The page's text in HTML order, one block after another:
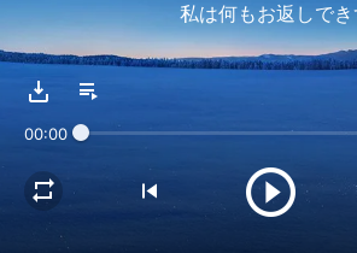
私は何もお返しで
恥ずかしくて顔向けで
00:00